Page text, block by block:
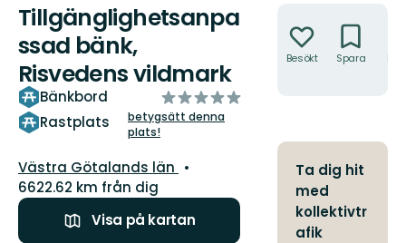
Tillgänglighetsanpa
ssad bänk,
Risvedens vildmark
Bänkbord
Rastplats
av
5
stjärnor
betygsätt denna
plats!
Län:
Västra Götalands län
6622.62 km från dig
Visa på kartan
Besökt Spara
Ta dig hit
med
kollektivtr
afik